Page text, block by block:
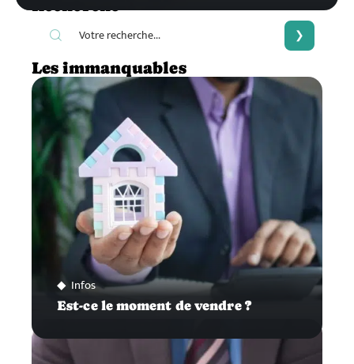
Les immanquables
Infos
Est-ce le moment de vendre ?